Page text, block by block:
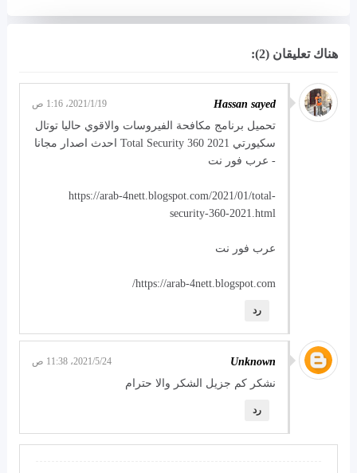
هناك تعليقان (2):
Hassan sayed 19‏/1‏/2021، 1:16 ص
تحميل برنامج مكافحة الفيروسات والاقوي حاليا توتال
سكيورتي Total Security 360 2021 احدث اصدار مجانا
- عرب فور نت
https://arab-4nett.blogspot.com/2021/01/total-
security-360-2021.html
عرب فور نت
https://arab-4nett.blogspot.com/
رد
Unknown 24‏/5‏/2021، 11:38 ص
نشكر كم جزيل الشكر والا حترام
رد